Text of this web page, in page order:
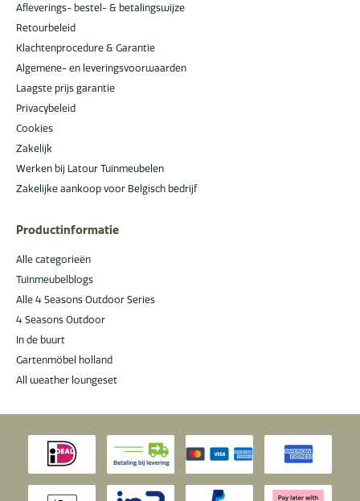
Afleverings- bestel- & betalingswijze
Retourbeleid
Klachtenprocedure & Garantie
Algemene- en leveringsvoorwaarden
Laagste prijs garantie
Privacybeleid
Cookies
Zakelijk
Werken bij Latour Tuinmeubelen
Zakelijke aankoop voor Belgisch bedrijf
Productinformatie
Alle categorieën
Tuinmeubelblogs
Alle 4 Seasons Outdoor Series
4 Seasons Outdoor
In de buurt
Gartenmöbel holland
All weather loungeset